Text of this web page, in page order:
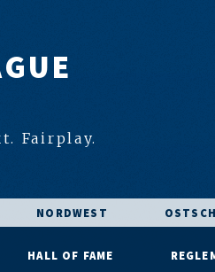
Fairplay.
NORDWEST
HALL OF FAME